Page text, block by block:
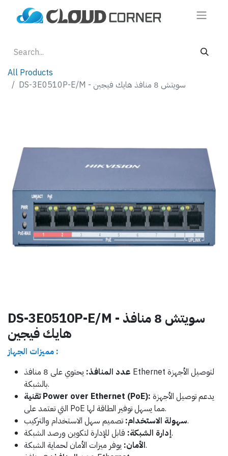
All Products
DS-3E0510P-E/M - سويتش 8 منافذ هايك فيجين
DS-3E0510P-E/M - سويتش 8 منافذ
هايك فيجين
مميزات الجهاز :
عدد المنافذ:
يحتوي على 8 منافذ Ethernet لتوصيل الأجهزة
بالشبكة.
تقنية Power over Ethernet (PoE): يدعم توصيل الأجهزة
التي تعتمد على PoE مما يسهل توفير الطاقة لها.
سهولة الاستخدام:تصميم سهل الاستخدام والتركيب.
إدارة الشبكة:قابل للإدارة لتكوين ورصد الشبكة.
الأمان:يوفر ميزات الأمان لحماية الشبكة.